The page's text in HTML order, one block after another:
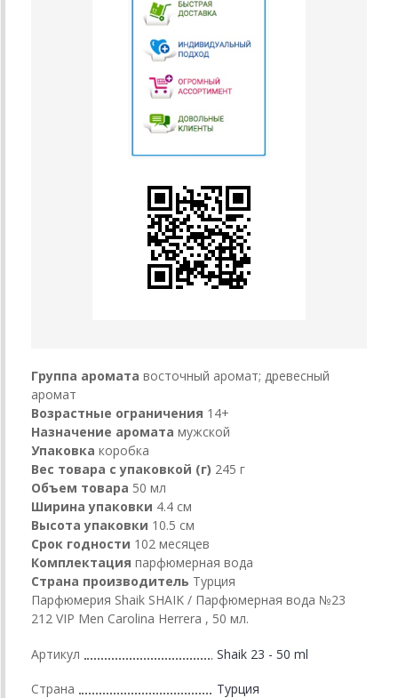
Группа аромата восточный аромат; древесный
аромат
Возрастные ограничения 14+
Назначение аромата мужской
Упаковка коробка
Вес товара с упаковкой (г) 245 г
Объем товара 50 мл
Ширина упаковки 4.4 см
Высота упаковки 10.5 см
Срок годности 102 месяцев
Комплектация парфюмерная вода
Страна производитель Турция
Парфюмерия Shaik SHAIK / Парфюмерная вода №23
212 VIP Men Carolina Herrera , 50 мл.
Артикул Shaik 23 - 50 ml
Страна Турция